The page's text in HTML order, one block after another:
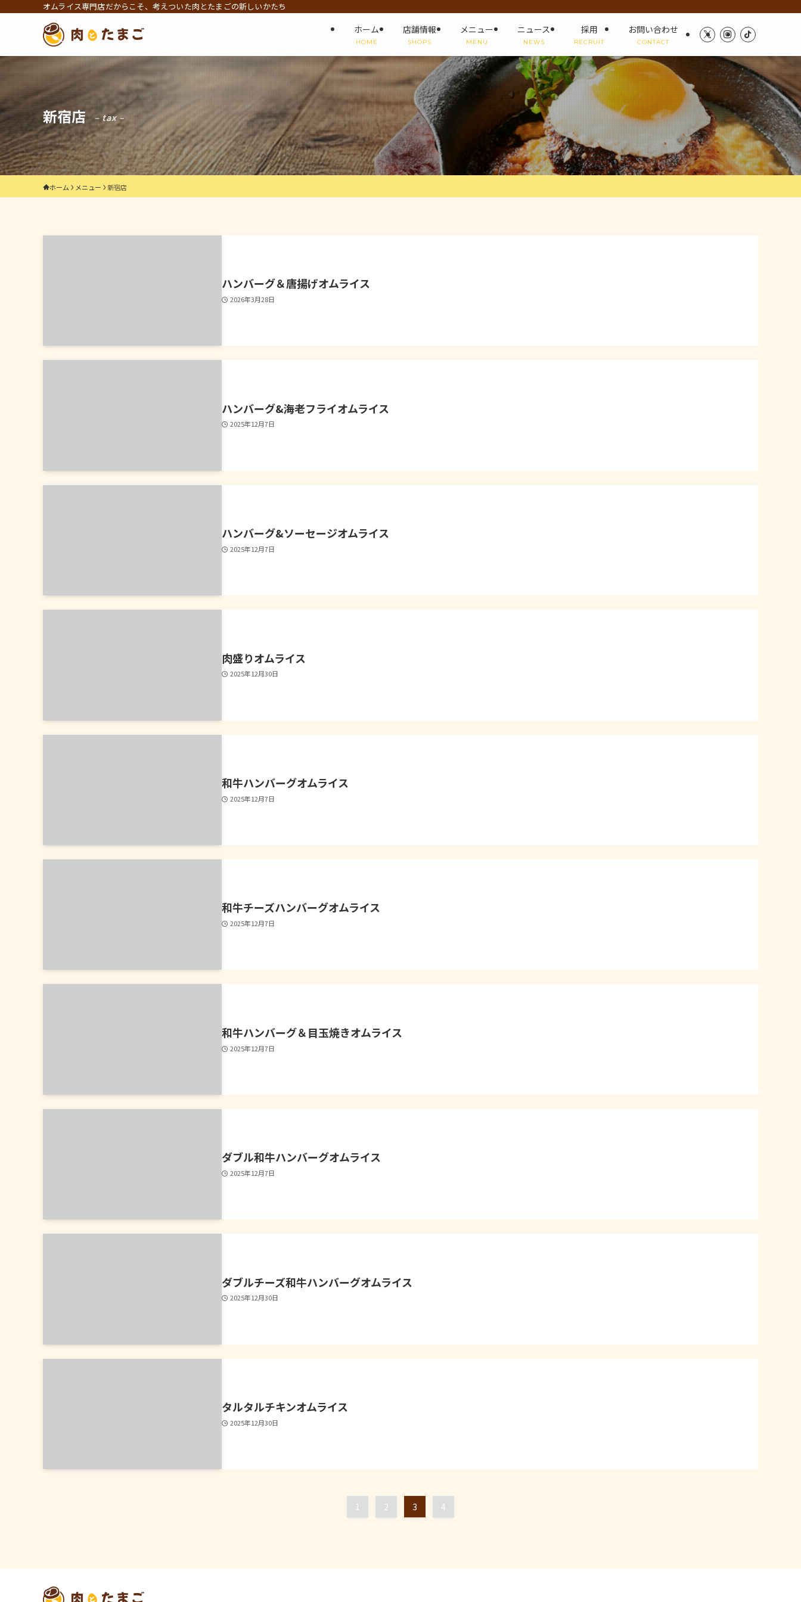
オムライス専門店だからこそ、考えついた肉とたまごの新しいかたち
ホーム
HOME
店舗情報
SHOPS
メニュー
MENU
ニュース
NEWS
採用
RECRUIT
お問い合わせ
CONTACT
新宿店 – tax –
ホーム メニュー 新宿店
ハンバーグ＆唐揚げオムライス
2026年3月28日
ハンバーグ&海老フライオムライス
2025年12月7日
ハンバーグ&ソーセージオムライス
2025年12月7日
肉盛りオムライス
2025年12月30日
和牛ハンバーグオムライス
2025年12月7日
和牛チーズハンバーグオムライス
2025年12月7日
和牛ハンバーグ＆目玉焼きオムライス
2025年12月7日
ダブル和牛ハンバーグオムライス
2025年12月7日
ダブルチーズ和牛ハンバーグオムライス
2025年12月30日
タルタルチキンオムライス
2025年12月30日
1 2 3 4